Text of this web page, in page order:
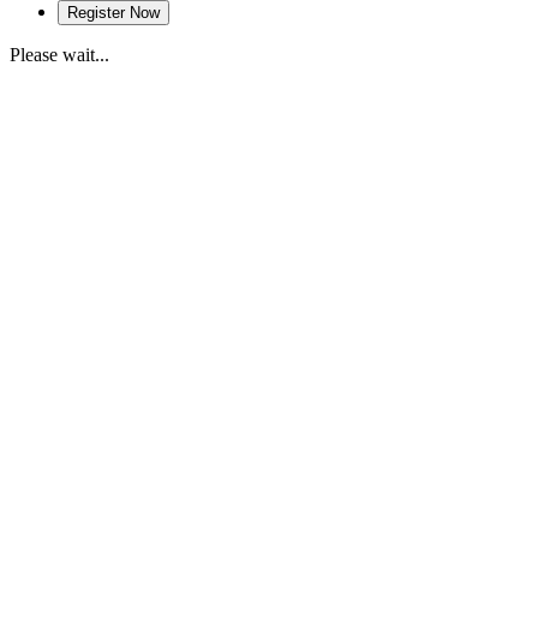
Please wait...